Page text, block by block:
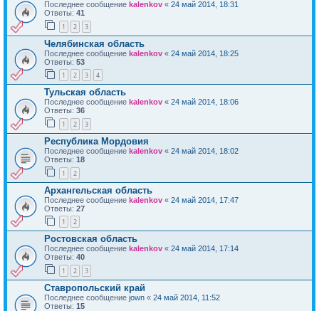
Последнее сообщение kalenkov « 24 май 2014, 18:31
Ответы: 41
1 2 3
Челябинская область
Последнее сообщение kalenkov « 24 май 2014, 18:25
Ответы: 53
1 2 3 4
Тульская область
Последнее сообщение kalenkov « 24 май 2014, 18:06
Ответы: 36
1 2 3
Республика Мордовия
Последнее сообщение kalenkov « 24 май 2014, 18:02
Ответы: 18
1 2
Архангельская область
Последнее сообщение kalenkov « 24 май 2014, 17:47
Ответы: 27
1 2
Ростовская область
Последнее сообщение kalenkov « 24 май 2014, 17:14
Ответы: 40
1 2 3
Ставропольский край
Последнее сообщение jown « 24 май 2014, 11:52
Ответы: 15